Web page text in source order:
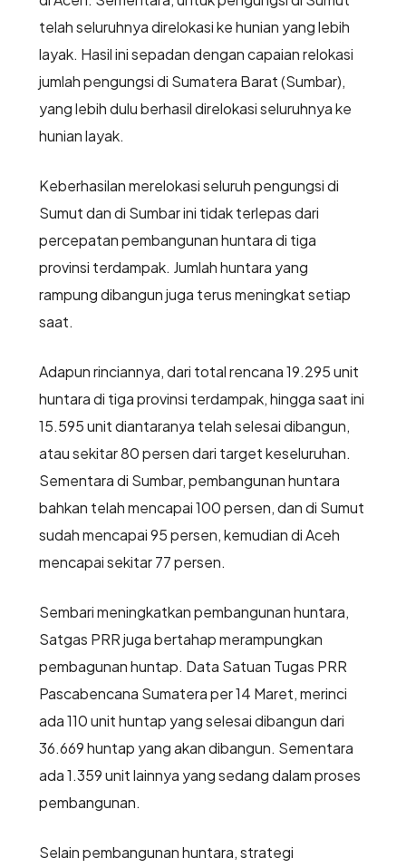
telah seluruhnya direlokasi ke hunian yang lebih
layak. Hasil ini sepadan dengan capaian relokasi
jumlah pengungsi di Sumatera Barat (Sumbar),
yang lebih dulu berhasil direlokasi seluruhnya ke
hunian layak.
Keberhasilan merelokasi seluruh pengungsi di
Sumut dan di Sumbar ini tidak terlepas dari
percepatan pembangunan huntara di tiga
provinsi terdampak. Jumlah huntara yang
rampung dibangun juga terus meningkat setiap
saat.
Adapun rinciannya, dari total rencana 19.295 unit
huntara di tiga provinsi terdampak, hingga saat ini
15.595 unit diantaranya telah selesai dibangun,
atau sekitar 80 persen dari target keseluruhan.
Sementara di Sumbar, pembangunan huntara
bahkan telah mencapai 100 persen, dan di Sumut
sudah mencapai 95 persen, kemudian di Aceh
mencapai sekitar 77 persen.
Sembari meningkatkan pembangunan huntara,
Satgas PRR juga bertahap merampungkan
pembagunan huntap. Data Satuan Tugas PRR
Pascabencana Sumatera per 14 Maret, merinci
ada 110 unit huntap yang selesai dibangun dari
36.669 huntap yang akan dibangun. Sementara
ada 1.359 unit lainnya yang sedang dalam proses
pembangunan.
Selain pembangunan huntara, strategi